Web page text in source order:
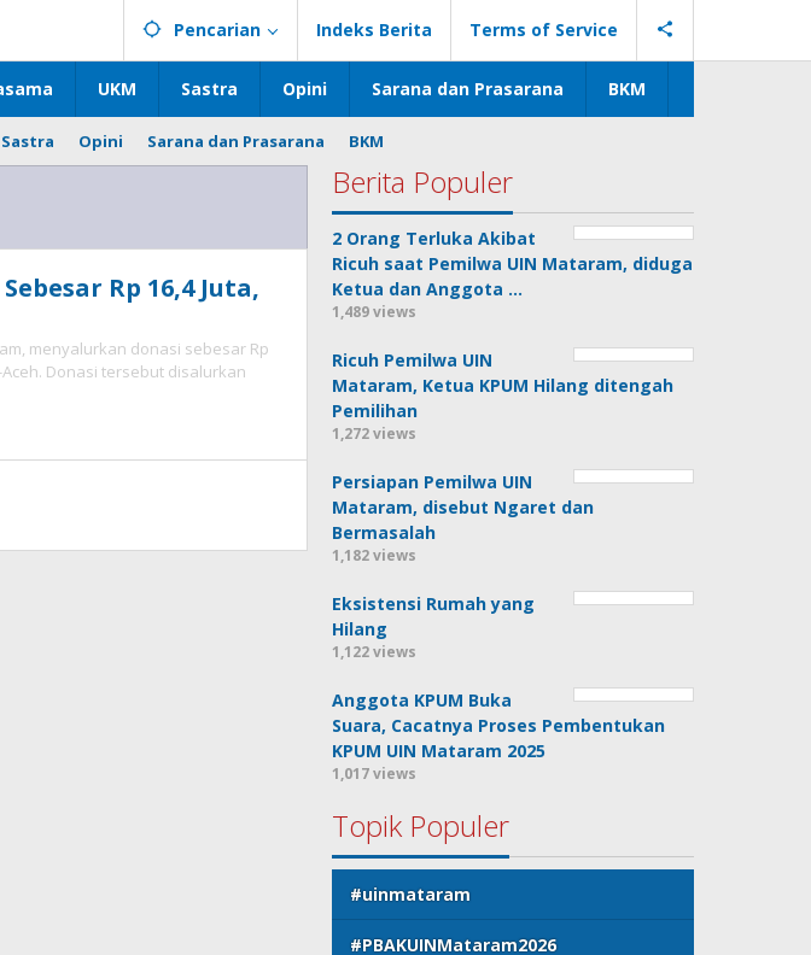
Pencarian Indeks Berita Terms of Service
UKM Sastra Opini Sarana dan Prasarana BKM
Sastra Opini Sarana dan Prasarana BKM
Rp 16,4 Juta,
menyalurkan donasi sebesar Rp
Donasi tersebut disalurkan
Berita Populer
2 Orang Terluka Akibat
Ricuh saat Pemilwa UIN Mataram, diduga
Ketua dan Anggota …
1,489 views
Ricuh Pemilwa UIN
Mataram, Ketua KPUM Hilang ditengah
Pemilihan
1,272 views
Persiapan Pemilwa UIN
Mataram, disebut Ngaret dan
Bermasalah
1,182 views
Eksistensi Rumah yang
Hilang
1,122 views
Anggota KPUM Buka
Suara, Cacatnya Proses Pembentukan
KPUM UIN Mataram 2025
1,017 views
Topik Populer
#uinmataram
#PBAKUINMataram2026